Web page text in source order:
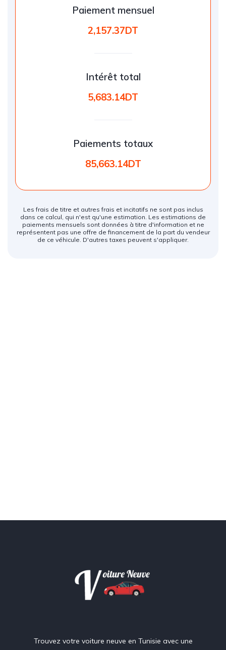
Paiement mensuel
2,157.37DT
Intérêt total
5,683.14DT
Paiements totaux
85,663.14DT
Les frais de titre et autres frais et incitatifs ne sont pas inclus
dans ce calcul, qui n'est qu'une estimation. Les estimations de
paiements mensuels sont données à titre d'information et ne
représentent pas une offre de financement de la part du vendeur
de ce véhicule. D'autres taxes peuvent s'appliquer.
Trouvez votre voiture neuve en Tunisie avec une